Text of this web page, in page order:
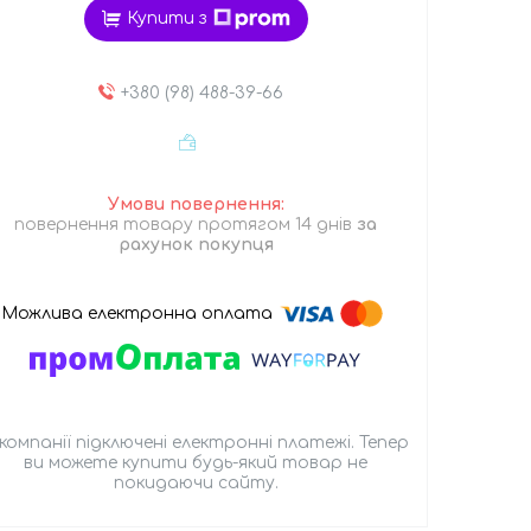
Купити з
+380 (98) 488-39-66
повернення товару протягом 14 днів за
рахунок покупця
підключені електронні платежі. Тепер
ви можете купити будь-який товар не
покидаючи сайту.